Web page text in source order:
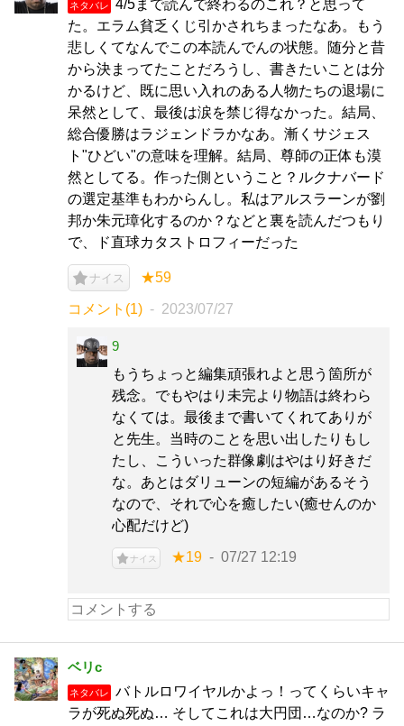
ネタバレ
4/5まで読んで終わるのこれ？と思って
た。エラム貧乏くじ引かされちまったなあ。もう
悲しくてなんでこの本読んでんの状態。随分と昔
から決まってたことだろうし、書きたいことは分
かるけど、既に思い入れのある人物たちの退場に
呆然として、最後は涙を禁じ得なかった。結局、
総合優勝はラジェンドラかなあ。漸くサジェス
ト"ひどい"の意味を理解。結局、尊師の正体も漠
然としてる。作った側ということ？ルクナバード
の選定基準もわからんし。私はアルスラーンが劉
邦か朱元璋化するのか？などと裏を読んだつもり
で、ド直球カタストロフィーだった
ナイス ★59
コメント(1) 2023/07/27
9
もうちょっと編集頑張れよと思う箇所が
残念。でもやはり未完より物語は終わら
なくては。最後まで書いてくれてありが
と先生。当時のことを思い出したりもし
たし、こういった群像劇はやはり好きだ
な。あとはダリューンの短編があるそう
なので、それで心を癒したい(癒せんのか
心配だけど)
ナイス ★19 07/27 12:19
ベリc
ネタバレ
バトルロワイヤルかよっ！ってくらいキャ
ラが死ぬ死ぬ… そしてこれは大円団…なのか? ラ